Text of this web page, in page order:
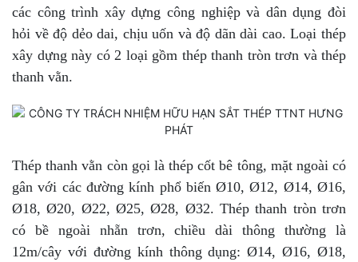
các công trình xây dựng công nghiệp và dân dụng đòi
hỏi về độ dẻo dai, chịu uốn và độ dãn dài cao. Loại thép
xây dựng này có 2 loại gồm thép thanh tròn trơn và thép
thanh vằn.
Thép thanh vằn còn gọi là thép cốt bê tông, mặt ngoài có
gân với các đường kính phổ biến Ø10, Ø12, Ø14, Ø16,
Ø18, Ø20, Ø22, Ø25, Ø28, Ø32. Thép thanh tròn trơn
có bề ngoài nhẵn trơn, chiều dài thông thường là
12m/cây với đường kính thông dụng: Ø14, Ø16, Ø18,